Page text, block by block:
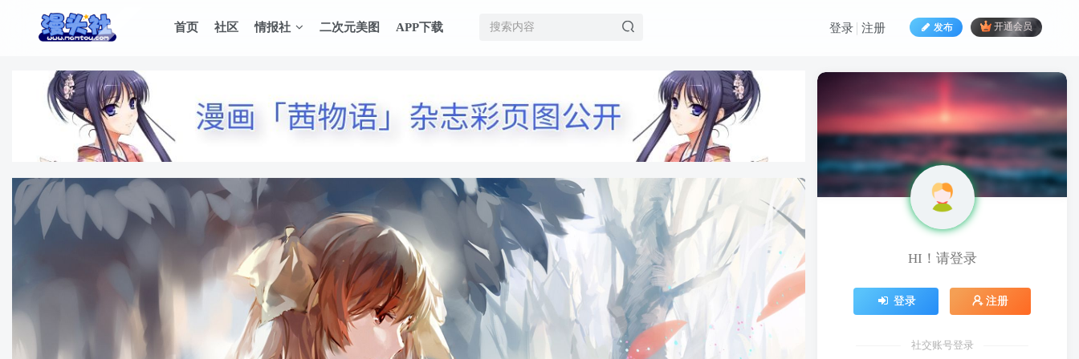
首页 社区 情报社 二次元美图 APP下载 发布 开通会员
登录 注册
HI！请登录
登录 注册
社交账号登录
HI！请登录
登录 注册
社交账号登录